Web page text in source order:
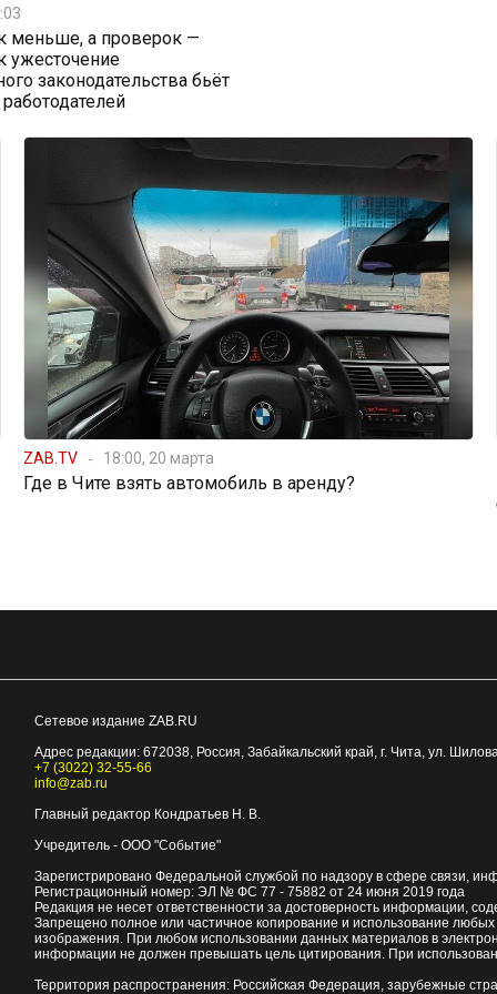
меньше, а проверок —
ужесточение
законодательства бьёт
ZAB.TV 18:00, 20 марта
Где в Чите взять автомобиль в аренду?
Сетевое издание ZAB.RU
Адрес редакции: 672038, Россия, Забайкальский край, г. Чита, ул.
+7 (3022) 32-55-66
info@zab.ru
Главный редактор Кондратьев Н. В.
Учредитель - ООО "Событие"
Зарегистрировано Федеральной службой по надзору в сфере связи,
Регистрационный номер: ЭЛ № ФС 77 - 75882 от 24 июня 2019 года
Редакция не несет ответственности за достоверность информации,
Запрещено полное или частичное копирование и использование
изображения. При любом использовании данных материалов в
информации не должен превышать цель цитирования. При
Территория распространения: Российская Федерация, зарубежные